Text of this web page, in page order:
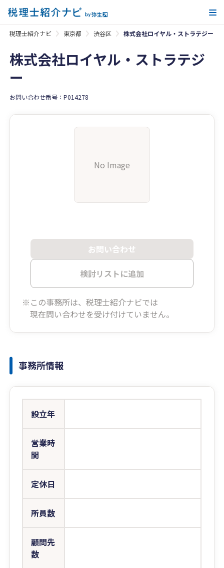
税理士紹介ナビ 東京都 渋谷区 株式会社ロイヤル・ストラテジー
株式会社ロイヤル・ストラテジ
ー
お問い合わせ番号：P014278
No Image
お問い合わせ
検討リストに追加
※この事務所は、税理士紹介ナビでは
現在問い合わせを受け付けていません。
事務所情報
設立年
営業時
間
定休日
所員数
顧問先
数